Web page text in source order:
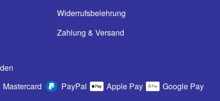
Widerrufsbelehrung
Zahlung & Versand
Mastercard
PayPal Apple Pay Google Pay